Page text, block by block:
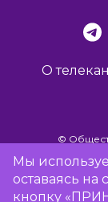
О
©
Мы
оставаясь на
кнопку